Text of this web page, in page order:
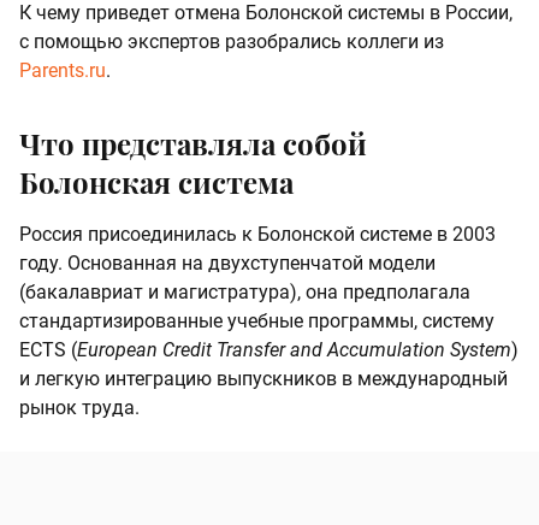
К чему приведет отмена Болонской системы в России,
с помощью экспертов разобрались коллеги из
Parents.ru.
Что представляла собой
Болонская система
Россия присоединилась к Болонской системе в 2003
году. Основанная на двухступенчатой модели
(бакалавриат и магистратура), она предполагала
стандартизированные учебные программы, систему
ECTS (European Credit Transfer and Accumulation System)
и легкую интеграцию выпускников в международный
рынок труда.